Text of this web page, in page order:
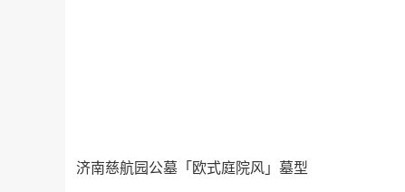
济南慈航园公墓「欧式庭院风」墓型